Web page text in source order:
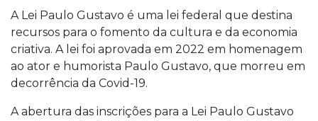
A Lei Paulo Gustavo é uma lei federal que destina
recursos para o fomento da cultura e da economia
criativa. A lei foi aprovada em 2022 em homenagem
ao ator e humorista Paulo Gustavo, que morreu em
decorrência da Covid-19.
A abertura das inscrições para a Lei Paulo Gustavo